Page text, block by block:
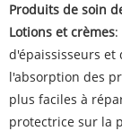
Produits de soin
Lotions et crèmes:
d'épaississeurs
l'absorption des
plus faciles à
protectrice sur la